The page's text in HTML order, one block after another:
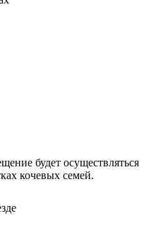
будет осуществляться
кочевых семей.